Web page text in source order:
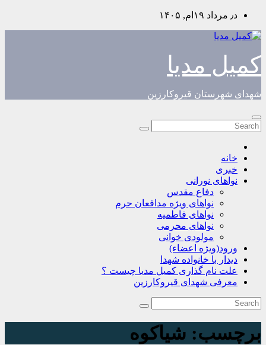
Skip
content
د٫ مرداد ۱۹ام, ۱۴۰۵
کمیل مدیا
شهدای شهرستان قیروکارزین
خانه
خبری
نواهای نورانی
دفاع مقدس
نواهای ویژه مدافعان حرم
نواهای فاطمیه
نواهای محرمی
مولودی خوانی
ورود(ویژه اعضاء)
دیدار با خانواده شهدا
علت نام گذاری کمیل مدیا چیست ؟
معرفی شهدای قیروکارزین
برچسب: شیاکوه